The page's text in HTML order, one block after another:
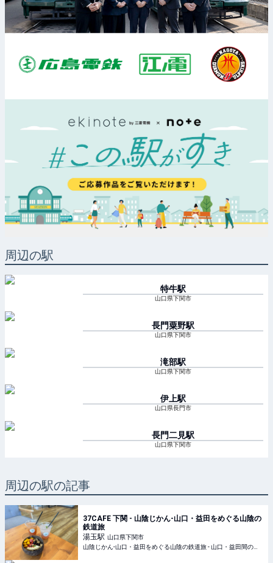
周辺の駅
特牛駅
山口県下関市
長門粟野駅
山口県下関市
滝部駅
山口県下関市
伊上駅
山口県長門市
長門二見駅
山口県下関市
周辺の駅の記事
37CAFE 下関 - 山陰じかん-山口・益田をめぐる山陰の
鉄道旅
湯玉駅 山口県下関市